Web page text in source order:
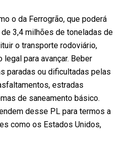
o da Ferrogrão, que poderá
3,4 milhões de toneladas de
o transporte rodoviário,
para avançar. Beber
paradas ou dificultadas pelas
estradas
de saneamento básico.
desse PL para termos a
como os Estados Unidos,